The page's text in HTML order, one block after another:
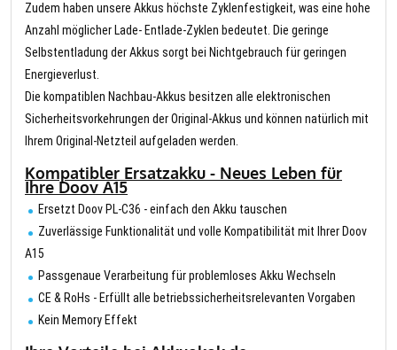
Zudem haben unsere Akkus höchste Zyklenfestigkeit, was eine hohe
Anzahl möglicher Lade- Entlade-Zyklen bedeutet. Die geringe
Selbstentladung der Akkus sorgt bei Nichtgebrauch für geringen
Energieverlust.
Die kompatiblen Nachbau-Akkus besitzen alle elektronischen
Sicherheitsvorkehrungen der Original-Akkus und können natürlich mit
Ihrem Original-Netzteil aufgeladen werden.
Kompatibler Ersatzakku - Neues Leben für
Ihre Doov A15
Ersetzt Doov PL-C36 - einfach den Akku tauschen
Zuverlässige Funktionalität und volle Kompatibilität mit Ihrer Doov
A15
Passgenaue Verarbeitung für problemloses Akku Wechseln
CE & RoHs - Erfüllt alle betriebssicherheitsrelevanten Vorgaben
Kein Memory Effekt